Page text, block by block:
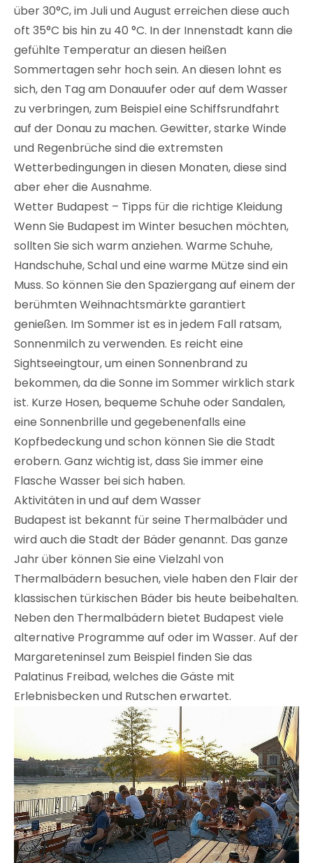
über 30°C, im Juli und August erreichen diese auch
oft 35°C bis hin zu 40 °C. In der Innenstadt kann die
gefühlte Temperatur an diesen heißen
Sommertagen sehr hoch sein. An diesen lohnt es
sich, den Tag am Donauufer oder auf dem Wasser
zu verbringen, zum Beispiel eine Schiffsrundfahrt
auf der Donau zu machen. Gewitter, starke Winde
und Regenbrüche sind die extremsten
Wetterbedingungen in diesen Monaten, diese sind
aber eher die Ausnahme.
Wetter Budapest – Tipps für die richtige Kleidung
Wenn Sie Budapest im Winter besuchen möchten,
sollten Sie sich warm anziehen. Warme Schuhe,
Handschuhe, Schal und eine warme Mütze sind ein
Muss. So können Sie den Spaziergang auf einem der
berühmten Weihnachtsmärkte garantiert
genießen. Im Sommer ist es in jedem Fall ratsam,
Sonnenmilch zu verwenden. Es reicht eine
Sightseeingtour, um einen Sonnenbrand zu
bekommen, da die Sonne im Sommer wirklich stark
ist. Kurze Hosen, bequeme Schuhe oder Sandalen,
eine Sonnenbrille und gegebenenfalls eine
Kopfbedeckung und schon können Sie die Stadt
erobern. Ganz wichtig ist, dass Sie immer eine
Flasche Wasser bei sich haben.
Aktivitäten in und auf dem Wasser
Budapest ist bekannt für seine Thermalbäder und
wird auch die Stadt der Bäder genannt. Das ganze
Jahr über können Sie eine Vielzahl von
Thermalbädern besuchen, viele haben den Flair der
klassischen türkischen Bäder bis heute beibehalten.
Neben den Thermalbädern bietet Budapest viele
alternative Programme auf oder im Wasser. Auf der
Margareteninsel zum Beispiel finden Sie das
Palatinus Freibad, welches die Gäste mit
Erlebnisbecken und Rutschen erwartet.